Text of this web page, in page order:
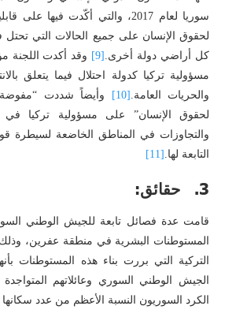
سوريا لعام 2017، والتي أكّدت فيها
لحقوق الإنسان على جميع الحالات التي تحتل
كل أراضي دولة أخرى. [9]
وقد أكدت اللجنة
مسؤولية تركيا كدولة احتلال فيما يتعلق
والحريات العامة. [10]
وأيضاً شددت “مفوضة
لحقوق الإنسان” على مسؤولية تركيا في
والتجاوزات في المناطق الخاضعة لسيطرة
التابعة لها. [11]
3. حقائق:
قامت عدة فصائل تابعة للجيش الوطني
المستوطنات البشرية في منطقة عفرين،
التركية التي بررت بناء هذه المستوطنات
الجيش الوطني السوري وعائلاتهم
الكرد السوريون النسبة الأعظم من عدد سكانها